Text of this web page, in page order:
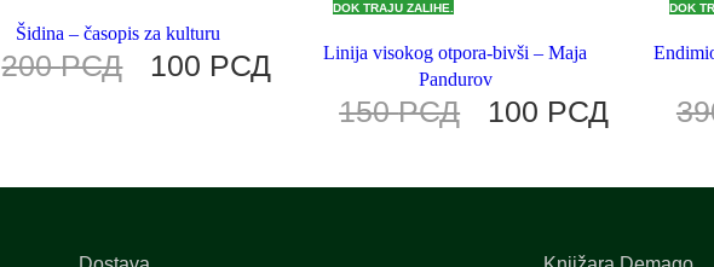
Šidina – časopis za kulturu
200РСД 100 РСД
DOK TRAJU ZALIHE.
Linija visokog otpora-bivši – Maja
Pandurov
150РСД 100 РСД
DOK